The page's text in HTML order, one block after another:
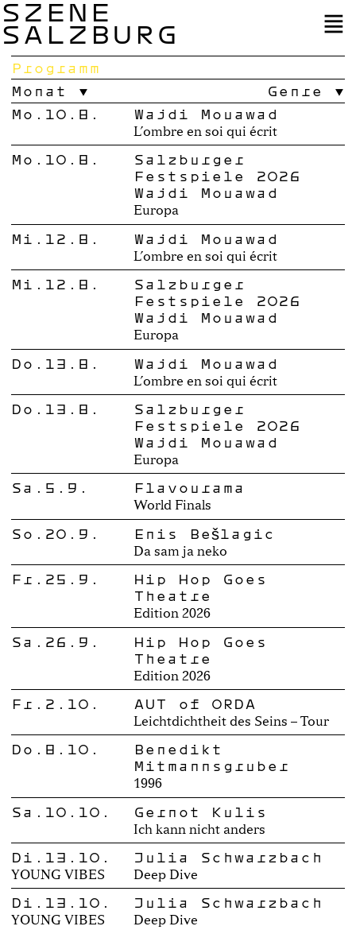
SZENE
SALZBURG
Programm
Monat
Genre
Mo.10.8.
Wajdi Mouawad
L’ombre en soi qui écrit
Mo.10.8.
Salzburger
Festspiele 2026
Wajdi Mouawad
Europa
Mi.12.8. Wajdi Mouawad
L’ombre en soi qui écrit
Mi.12.8.
Salzburger
Festspiele 2026
Wajdi Mouawad
Europa
Do.13.8. Wajdi Mouawad
L’ombre en soi qui écrit
Do.13.8.
Salzburger
Festspiele 2026
Wajdi Mouawad
Europa
Sa.5.9. Flavourama
World Finals
So.20.9. Enis Bešlagić
Da sam ja neko
Fr.25.9.
Hip Hop Goes
Theatre
Edition 2026
Sa.26.9.
Hip Hop Goes
Theatre
Edition 2026
Fr.2.10. AUT of ORDA
Leichtdichtheit des Seins – Tour
Do.8.10.
Benedikt
Mitmannsgruber
1996
Sa.10.10. Gernot Kulis
Ich kann nicht anders
Di.13.10.
YOUNG VIBES
Julia Schwarzbach
Deep Dive
Di.13.10.
YOUNG VIBES
Julia Schwarzbach
Deep Dive